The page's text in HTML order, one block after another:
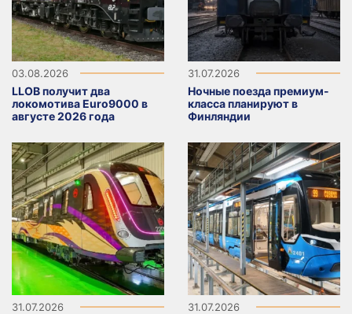
03.08.2026
LLOB получит два
локомотива Euro9000 в
августе 2026 года
31.07.2026
Ночные поезда премиум-
класса планируют в
Финляндии
31.07.2026 31.07.2026